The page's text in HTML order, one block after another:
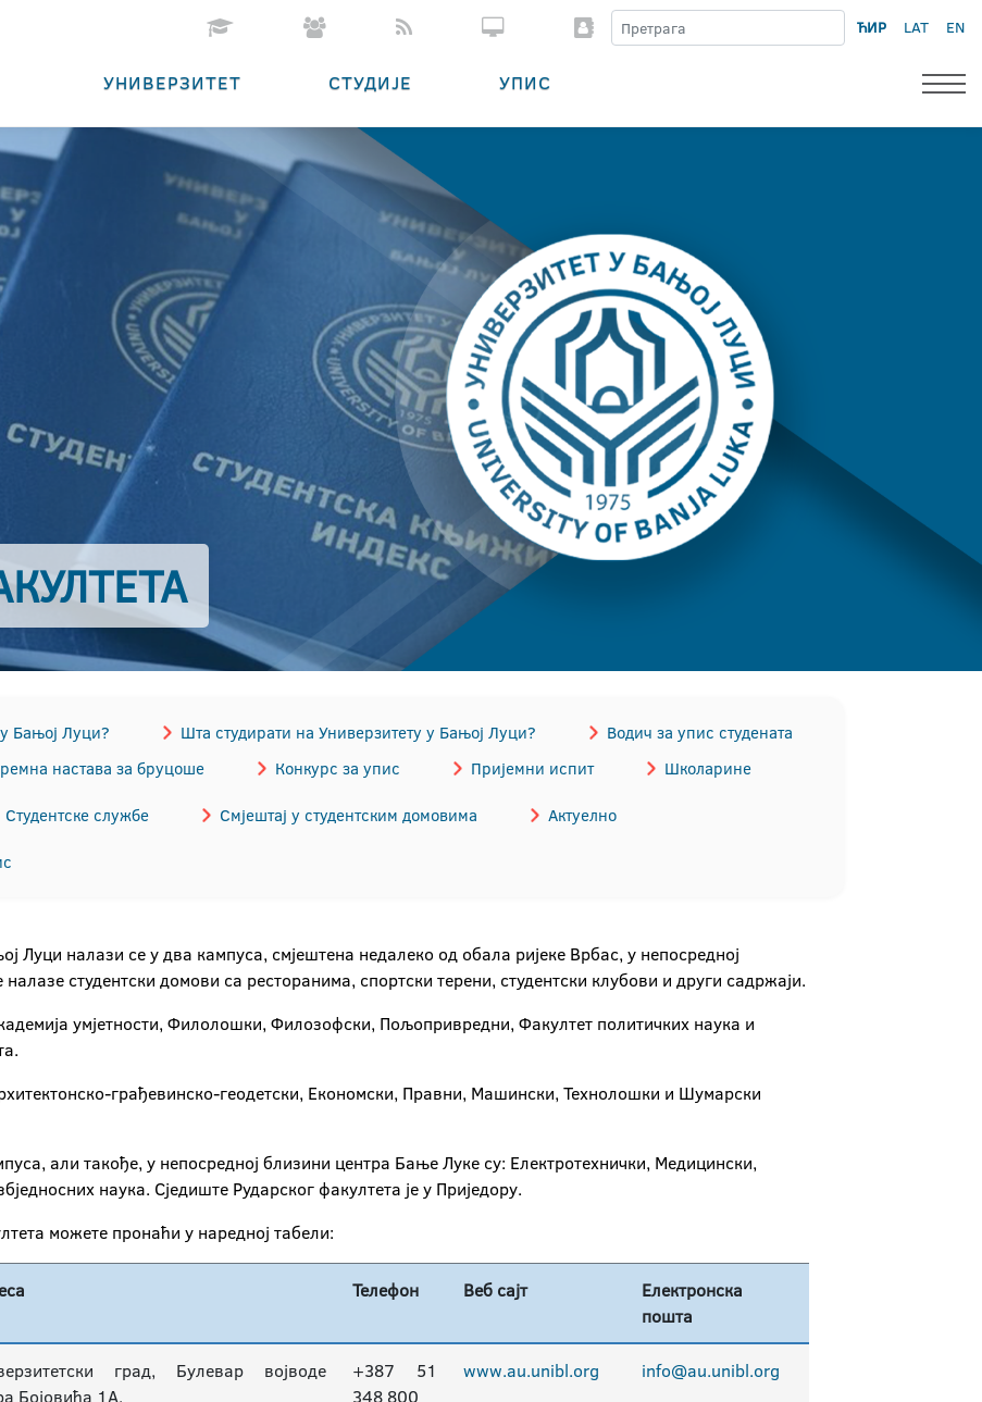
ЋИР LAT EN
УНИВЕРЗИТЕТ СТУДИЈЕ УПИС
Бањој Луци? Шта студирати на Универзитету у Бањој Луци?
Водич за упис студената
настава за бруцоше Конкурс за упис Пријемни испит Школарине
Студентске службе Смјештај у студентским домовима Актуелно
Луци налази се у два кампуса, смјештена недалеко од обала ријеке Врбас, у непосредној
студентски домови са ресторанима, спортски терени, студентски клубови и други садржаји.
умјетности, Филолошки, Филозофски, Пољопривредни, Факултет политичких наука и
грађевинско-геодетски, Економски, Правни, Машински, Технолошки и Шумарски
али такође, у непосредној близини центра Бање Луке су: Електротехнички, Медицински,
наука. Сједиште Рударског факултета је у Приједору.
можете пронаћи у наредној табели:
Телефон Веб сајт
Електронска
пошта
град, Булевар војводе
Бојовића 1А,
+387 51
348 800
www.au.unibl.org info@au.unibl.org